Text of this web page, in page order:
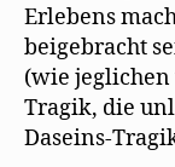
Erlebens
beigebracht
(wie
Tragik, die
Daseins-